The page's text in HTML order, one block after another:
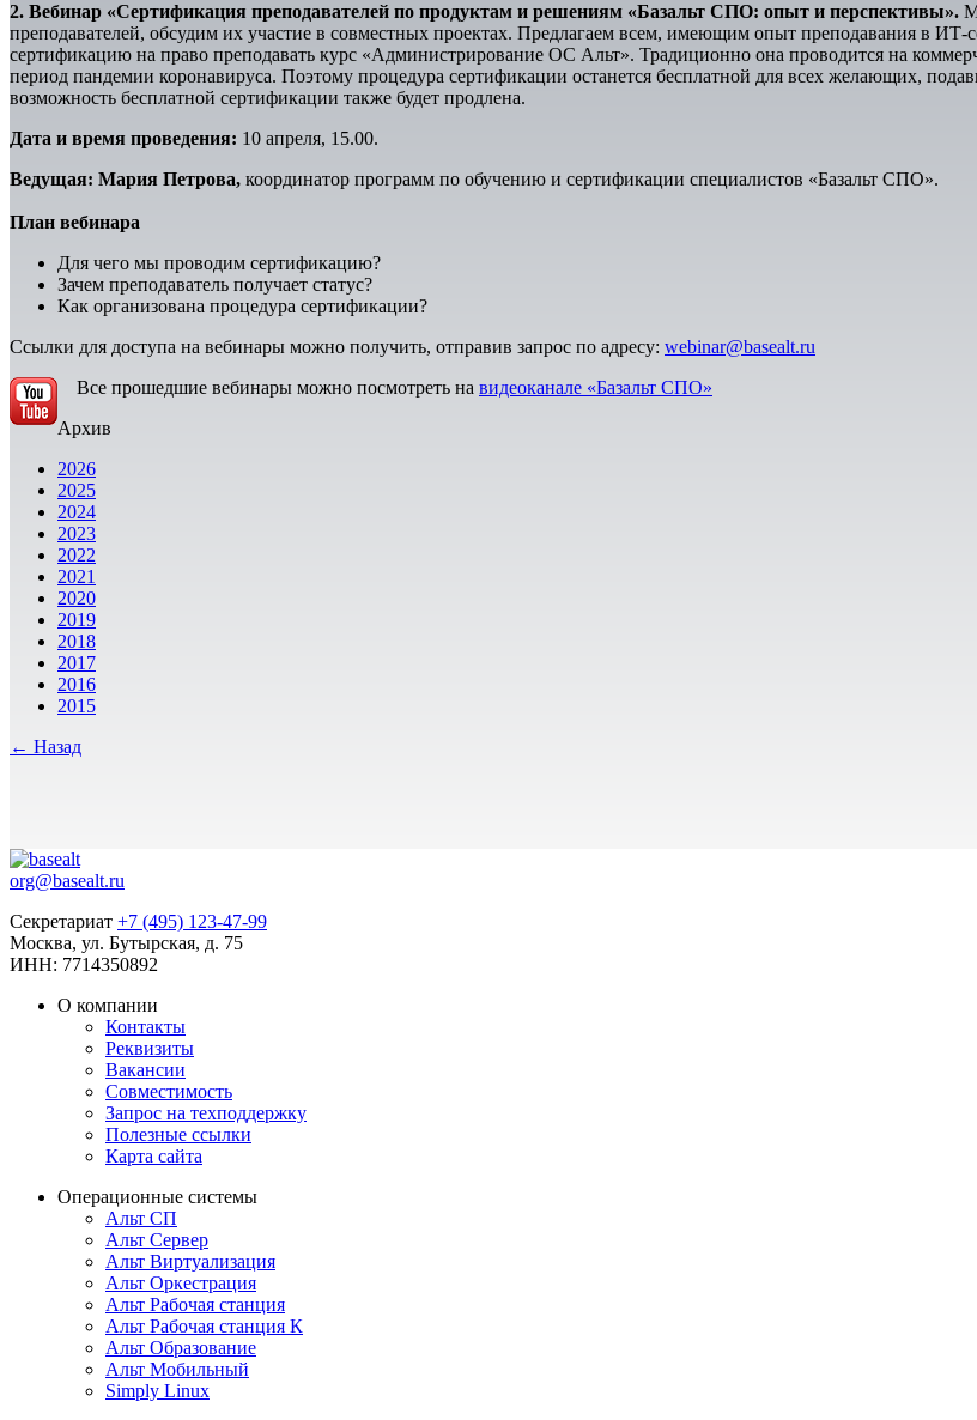
2. Вебинар «Сертификация преподавателей по продуктам и решениям «Базальт СПО: опыт и перспективы».
преподавателей, обсудим их участие в совместных проектах. Предлагаем всем, имеющим опыт преподавания в
сертификацию на право преподавать курс «Администрирование ОС Альт». Традиционно она проводится на
период пандемии коронавируса. Поэтому процедура сертификации останется бесплатной для всех желающих,
возможность бесплатной сертификации также будет продлена.
Дата и время проведения: 10 апреля, 15.00.
Ведущая: Мария Петрова, координатор программ по обучению и сертификации специалистов «Базальт СПО».
План вебинара
Для чего мы проводим сертификацию?
Зачем преподаватель получает статус?
Как организована процедура сертификации?
Ссылки для доступа на вебинары можно получить, отправив запрос по адресу: webinar@basealt.ru
Все прошедшие вебинары можно посмотреть на видеоканале «Базальт СПО»
Архив
2026
2025
2024
2023
2022
2021
2020
2019
2018
2017
2016
2015
← Назад
org@basealt.ru
Секретариат +7 (495) 123-47-99
Москва, ул. Бутырская, д. 75
ИНН: 7714350892
О компании
Контакты
Реквизиты
Вакансии
Совместимость
Запрос на техподдержку
Полезные ссылки
Карта сайта
Операционные системы
Альт СП
Альт Сервер
Альт Виртуализация
Альт Оркестрация
Альт Рабочая станция
Альт Рабочая станция К
Альт Образование
Альт Мобильный
Simply Linux